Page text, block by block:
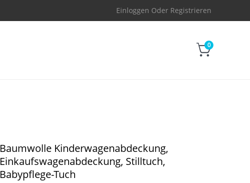
Einloggen Oder Registrieren
0
Baumwolle Kinderwagenabdeckung,
Einkaufswagenabdeckung, Stilltuch,
Babypflege-Tuch